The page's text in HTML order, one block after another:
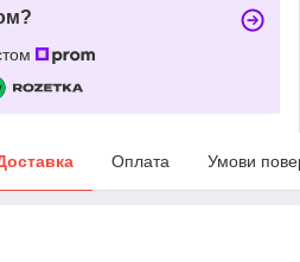
Оплата Умови